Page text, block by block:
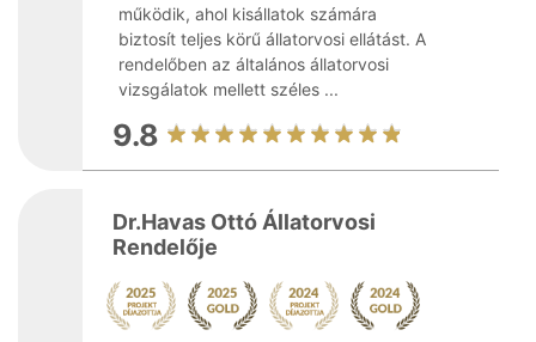
működik, ahol kisállatok számára
biztosít teljes körű állatorvosi ellátást. A
rendelőben az általános állatorvosi
vizsgálatok mellett széles ...
9.8
Dr.Havas Ottó Állatorvosi
Rendelője